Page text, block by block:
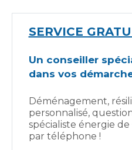
SERVICE
Un conseiller
dans vos
Déménagement,
personnalisé,
spécialiste énergie de
par téléphone !